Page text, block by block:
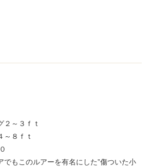
２～３ｆｔ
～８ｆｔ
でもこのルアーを有名にした”傷ついた小